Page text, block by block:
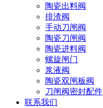
陶瓷出料阀
排渣阀
手动刀闸阀
陶瓷刀闸阀
陶瓷进料阀
螺旋闸门
浆液阀
陶瓷双闸板阀
刀闸阀密封配件
联系我们